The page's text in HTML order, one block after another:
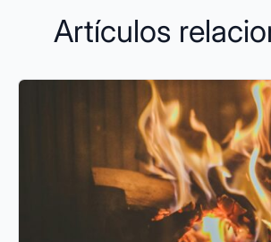
Artículos